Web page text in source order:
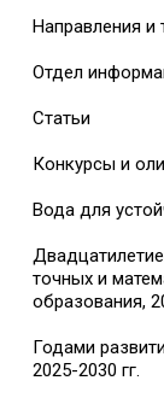
Направления и
Отдел
Статьи
Конкурсы и
Вода для
точных и
образования,
Годами
2025-2030 гг.